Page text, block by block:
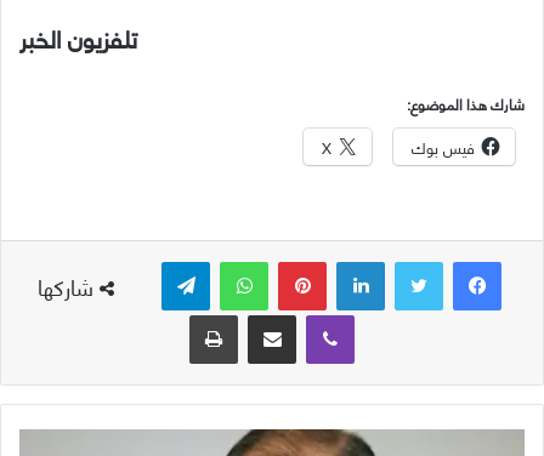
تلفزيون الخبر
شارك هذا الموضوع:
فيس بوك X
شاركها
لينكدإن بينتيريست واتساب
ڤايبر
مشاركة عبر البريد طباعة